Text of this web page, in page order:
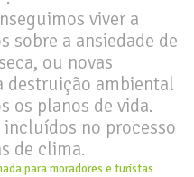
viver a
sobre a ansiedade de
ou novas
destruição ambiental
os planos de vida.
incluídos no processo
de clima.
para moradores e turistas